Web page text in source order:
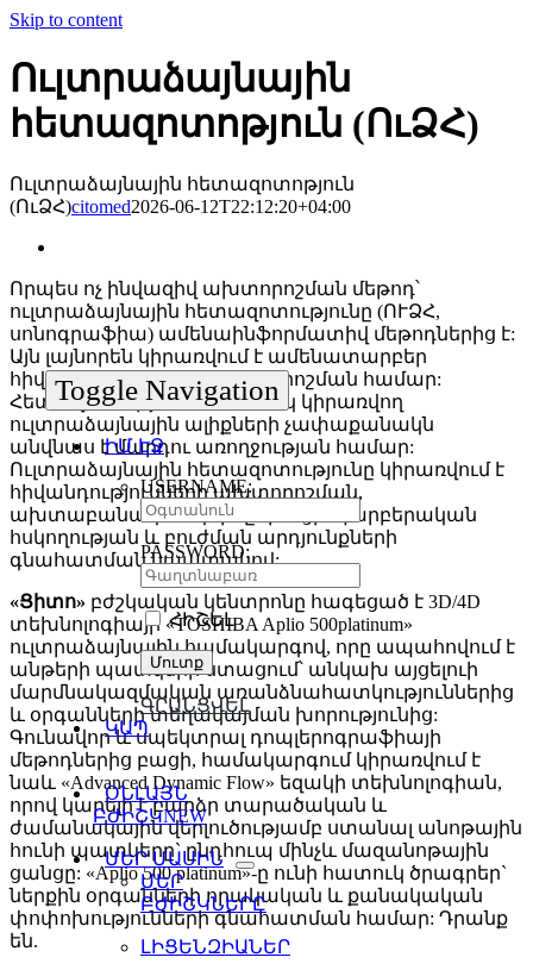
Skip to content
Toggle Navigation
ԻՄ ԷՋ
USERNAME:
PASSWORD:
ՀԻՇԵԼ
ԳՐԱՆՑՎԵԼ
ԿԱՊ
ՕՆԼԱՅՆ
ԲԺԻՇԿNEW
ՄԵՐ ՄԱՍԻՆ
ՄԵՐ
ԲԺԻՇԿՆԵՐԸ
ԼԻՑԵՆԶԻԱՆԵՐ
Ուլտրաձայնային
հետազոտոթյուն (ՈւՁՀ)
Ուլտրաձայնային հետազոտոթյուն
(ՈւՁՀ)citomed2026-06-12T22:12:20+04:00
Որպես ոչ ինվազիվ ախտորոշման մեթոդ՝
ուլտրաձայնային հետազոտությունը (ՈՒՁՀ,
սոնոգրաֆիա) ամենաինֆորմատիվ մեթոդներից է:
Այն լայնորեն կիրառվում է ամենատարբեր
հիվանդությունների ախտորոշման համար:
Հետազոտության ժամանակ կիրառվող
ուլտրաձայնային ալիքների չափաքանակն
անվնաս է մարդու առողջության համար:
Ուլտրաձայնային հետազոտությունը կիրառվում է
հիվանդությունների ախտորոշման,
ախտաբանական գործընթացի պարբերական
հսկողության և բուժման արդյունքների
գնահատման նպատակով:
«Ցիտո» բժշկական կենտրոնը հագեցած է 3D/4D
տեխնոլոգիայի «TOSHIBA Aplio 500platinum»
ուլտրաձայնային համակարգով, որը ապահովում է
անթերի պատկերի ստացում՝ անկախ այցելուի
մարմնակազմական առանձնահատկություններից
և օրգանների տեղակայման խորությունից:
Գունավոր և սպեկտրալ դոպլերոգրաֆիայի
մեթոդներից բացի, համակարգում կիրառվում է
նաև «Advanced Dynamic Flow» եզակի տեխնոլոգիան,
որով կարելի է բարձր տարածական և
ժամանակային վերլուծությամբ ստանալ անոթային
հունի պատկերը` ընդհուպ մինչև մազանոթային
ցանցը: «Aplio 500 platinum»-ը ունի հատուկ ծրագրեր`
ներքին օրգանների որակական և քանակական
փոփոխությունների գնահատման համար: Դրանք
են.